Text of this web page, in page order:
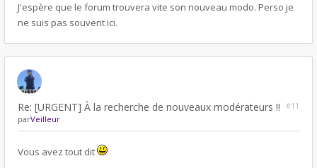
J'espère que le forum trouvera vite son nouveau modo. Perso je
ne suis pas souvent ici.
Re: [URGENT] À la recherche de nouveaux modérateurs !! #11
parVeilleur
Vous avez tout dit